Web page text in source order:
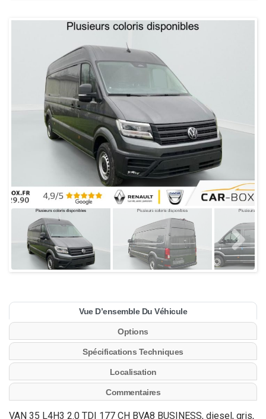
Vue D’ensemble Du Véhicule
Options
Spécifications Techniques
Localisation
Commentaires
VAN 35 L4H3 2.0 TDI 177 CH BVA8 BUSINESS, diesel, gris,